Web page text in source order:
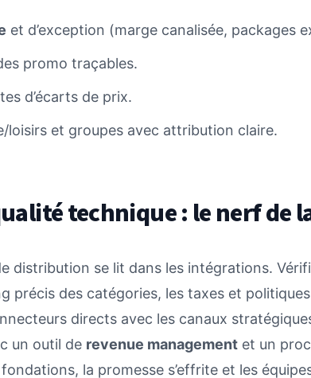
et d’exception (marge canalisée, packages
promo traçables.
d’écarts de prix.
loisirs et groupes avec attribution claire.
technique : le nerf de
distribution se lit dans les intégrations.
précis des catégories, les taxes et politiques
directs avec les canaux
un outil de revenue management et un
la promesse s’effrite et les